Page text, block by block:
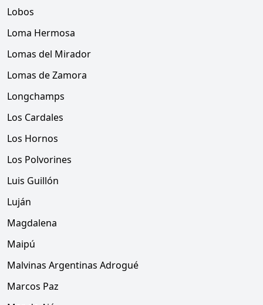
Lobos
Loma Hermosa
Lomas del Mirador
Lomas de Zamora
Longchamps
Los Cardales
Los Hornos
Los Polvorines
Luis Guillón
Luján
Magdalena
Maipú
Malvinas Argentinas Adrogué
Marcos Paz